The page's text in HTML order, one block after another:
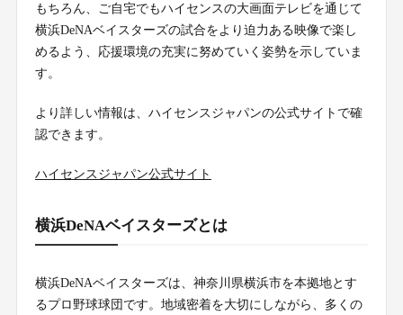
もちろん、ご自宅でもハイセンスの大画面テレビを通じて
横浜DeNAベイスターズの試合をより迫力ある映像で楽し
めるよう、応援環境の充実に努めていく姿勢を示していま
す。
より詳しい情報は、ハイセンスジャパンの公式サイトで確
認できます。
ハイセンスジャパン公式サイト
横浜DeNAベイスターズとは
横浜DeNAベイスターズは、神奈川県横浜市を本拠地とす
るプロ野球球団です。地域密着を大切にしながら、多くの